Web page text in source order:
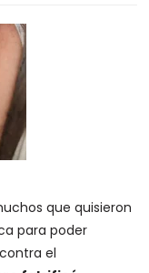
que quisieron
para poder
el